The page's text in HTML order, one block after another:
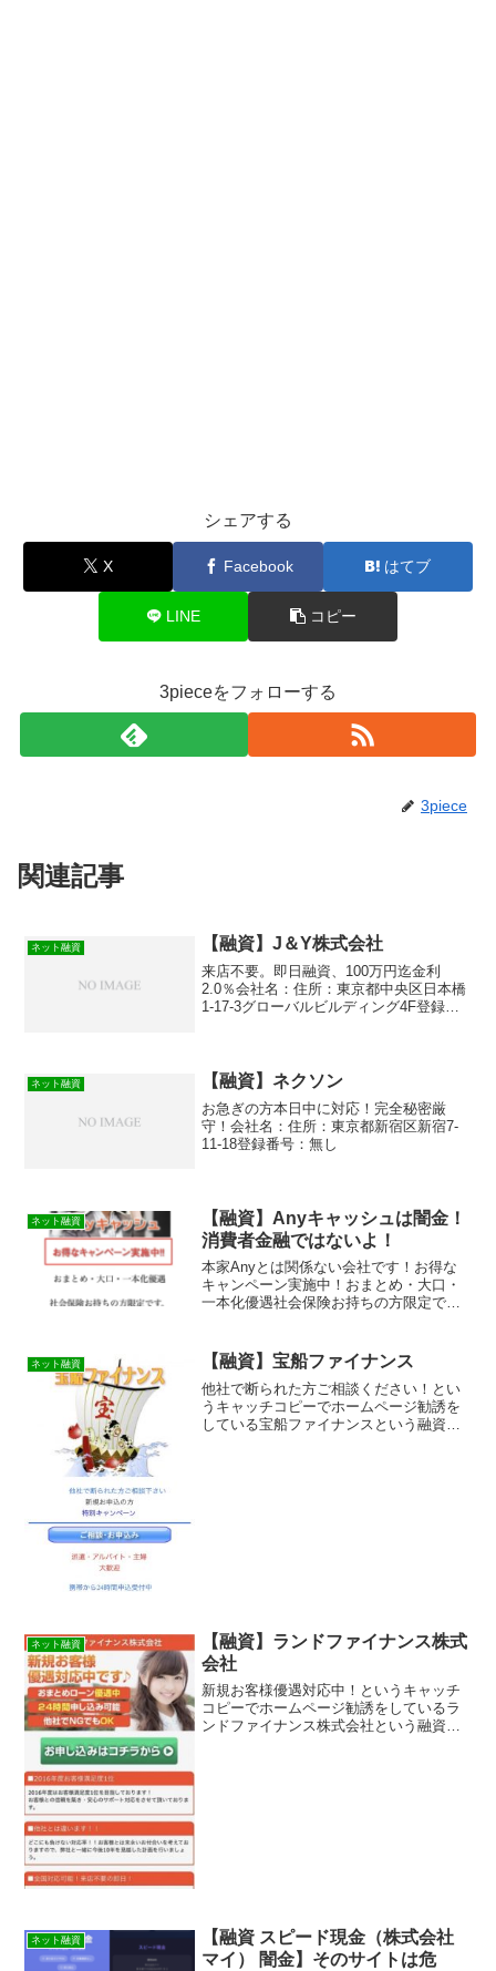
シェアする
X Facebook はてブ
LINE コピー
3pieceをフォローする
3piece
関連記事
ネット融資 【融資】J＆Y株式会社
来店不要。即日融資、100万円迄金利
2.0％会社名：住所：東京都中央区日本橋
1-17-3グローバルビルディング4F登録番
ネット融資 【融資】ネクソン
お急ぎの方本日中に対応！完全秘密厳
守！会社名：住所：東京都新宿区新宿7-
11-18登録番号：無し
ネット融資
【融資】Anyキャッシュは闇金！
消費者金融ではないよ！
本家Anyとは関係ない会社です！お得な
キャンペーン実施中！おまとめ・大口・
一本化優遇社会保険お持ちの方限定です
然送られてきたSMSメールでお金を貸し
てもらえる消費者金...
ネット融資 【融資】宝船ファイナンス
他社で断られた方ご相談ください！とい
うキャッチコピーでホームページ勧誘を
している宝船ファイナンスという融資サ
ネット融資
【融資】ランドファイナンス株式
会社
新規お客様優遇対応中！というキャッチ
コピーでホームページ勧誘をしているラ
ンドファイナンス株式会社という融資サ
ネット融資
【融資 スピード現金（株式会社
マイ） 闇金】そのサイトは危